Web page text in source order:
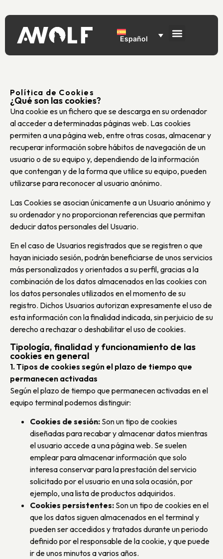
Español
Política de Cookies
¿Qué son las cookies?
Una cookie es un fichero que se descarga en su ordenador
al acceder a determinadas páginas web. Las cookies
permiten a una página web, entre otras cosas, almacenar y
recuperar información sobre hábitos de navegación de un
usuario o de su equipo y, dependiendo de la información
que contengan y de la forma que utilice su equipo, pueden
utilizarse para reconocer al usuario anónimo.
Las Cookies se asocian únicamente a un Usuario anónimo y
su ordenador y no proporcionan referencias que permitan
deducir datos personales del Usuario.
En el caso de Usuarios registrados que se registren o que
hayan iniciado sesión, podrán beneficiarse de unos servicios
más personalizados y orientados a su perfil, gracias a la
combinación de los datos almacenados en las cookies con
los datos personales utilizados en el momento de su
registro. Dichos Usuarios autorizan expresamente el uso de
esta información con la finalidad indicada, sin perjuicio de su
derecho a rechazar o deshabilitar el uso de cookies.
Tipología, finalidad y funcionamiento de las
cookies en general
1. Tipos de cookies según el plazo de tiempo que
permanecen activadas
Según el plazo de tiempo que permanecen activadas en el
equipo terminal podemos distinguir:
Cookies de sesión: Son un tipo de cookies
diseñadas para recabar y almacenar datos mientras
el usuario accede a una página web. Se suelen
emplear para almacenar información que solo
interesa conservar para la prestación del servicio
solicitado por el usuario en una sola ocasión, por
ejemplo, una lista de productos adquiridos.
Cookies persistentes: Son un tipo de cookies en el
que los datos siguen almacenados en el terminal y
pueden ser accedidos y tratados durante un periodo
definido por el responsable de la cookie, y que puede
ir de unos minutos a varios años.